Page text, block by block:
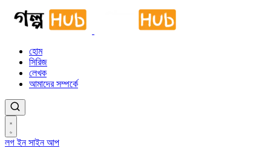
হোম
সিরিজ
লেখক
আমাদের সম্পর্কে
লগ ইনসাইন আপ